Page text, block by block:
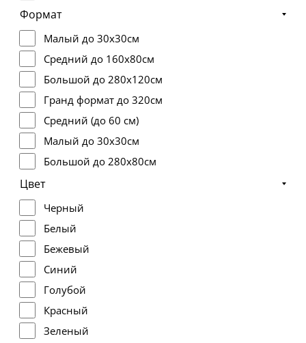
Терраццо
Дизайнерские
Металл
Пэчворк
Под травертин
Формат
Малый до 30х30см
Средний до 160х80см
Большой до 280х120см
Гранд формат до 320см
Средний (до 60 см)
Малый до 30x30см
Большой до 280x80см
Средний до 160x80см
Цвет
Черный
Белый
Бежевый
Синий
Голубой
Красный
Зеленый